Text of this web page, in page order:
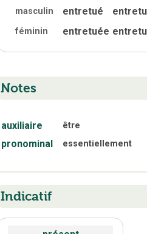
masculin
entretué
féminin entretuée
Notes
auxiliaire être
pronominal essentiellement
Indicatif